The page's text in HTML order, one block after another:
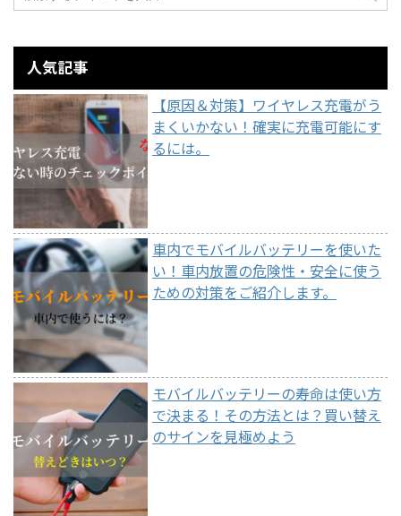
人気記事
【原因＆対策】ワイヤレス充電がう
まくいかない！確実に充電可能にす
るには。
車内でモバイルバッテリーを使いた
い！車内放置の危険性・安全に使う
ための対策をご紹介します。
モバイルバッテリーの寿命は使い方
で決まる！その方法とは？買い替え
のサインを見極めよう